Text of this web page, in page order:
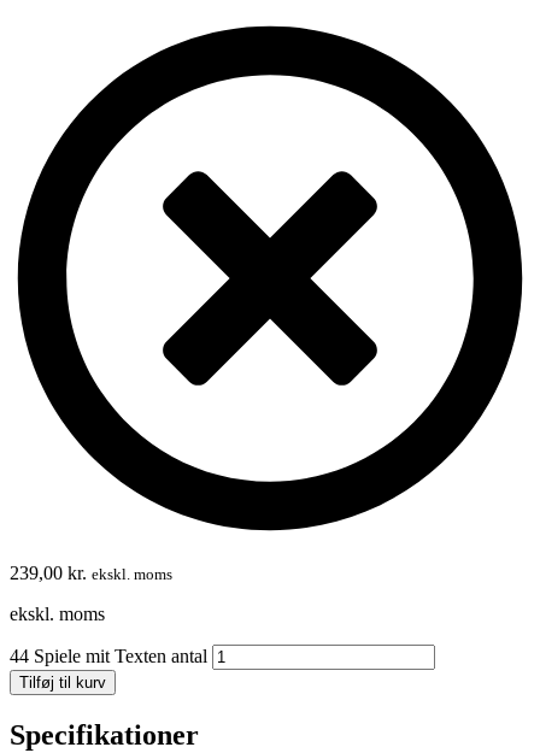
239,00 kr. ekskl. moms
ekskl. moms
44 Spiele mit Texten antal
Tilføj til kurv
Specifikationer